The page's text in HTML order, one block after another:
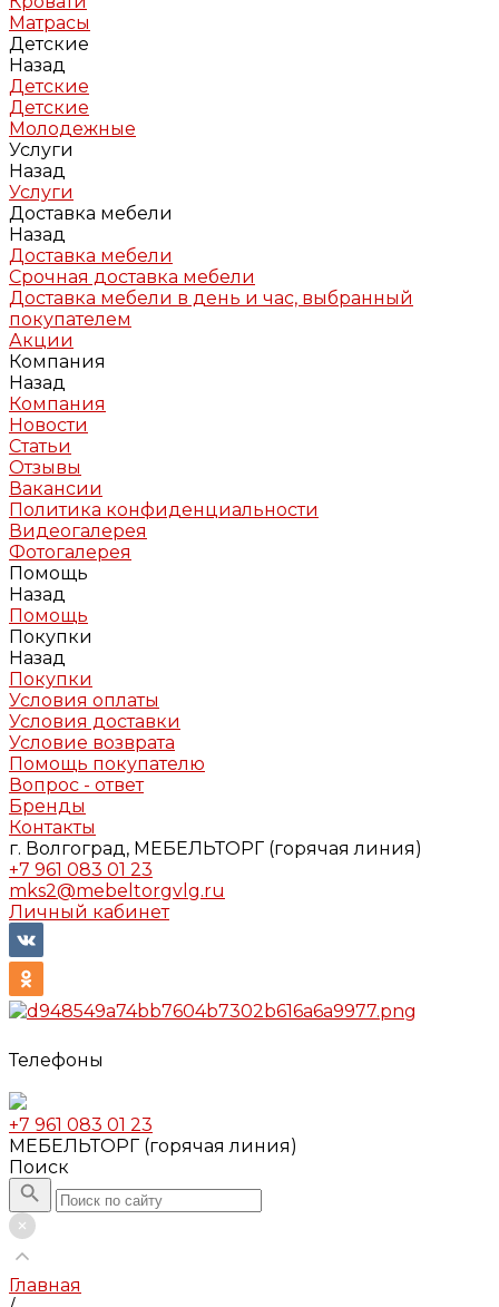
Матрасы
Детские
Назад
Детские
Детские
Молодежные
Услуги
Назад
Услуги
Доставка мебели
Назад
Доставка мебели
Срочная доставка мебели
Доставка мебели в день и час, выбранный
покупателем
Акции
Компания
Назад
Компания
Новости
Статьи
Отзывы
Вакансии
Политика конфиденциальности
Видеогалерея
Фотогалерея
Помощь
Назад
Помощь
Покупки
Назад
Покупки
Условия оплаты
Условия доставки
Условие возврата
Помощь покупателю
Вопрос - ответ
Бренды
Контакты
г. Волгоград, МЕБЕЛЬТОРГ (горячая линия)
+7 961 083 01 23
mks2@mebeltorgvlg.ru
Личный кабинет
Телефоны
+7 961 083 01 23
МЕБЕЛЬТОРГ (горячая линия)
Поиск
Главная